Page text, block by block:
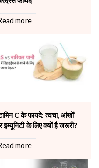
more
C के फायदे: त्वचा, आंखों
के लिए क्यों है जरूरी?
more